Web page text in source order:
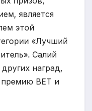
является
этой
«Лучший
Салий
наград,
BET и